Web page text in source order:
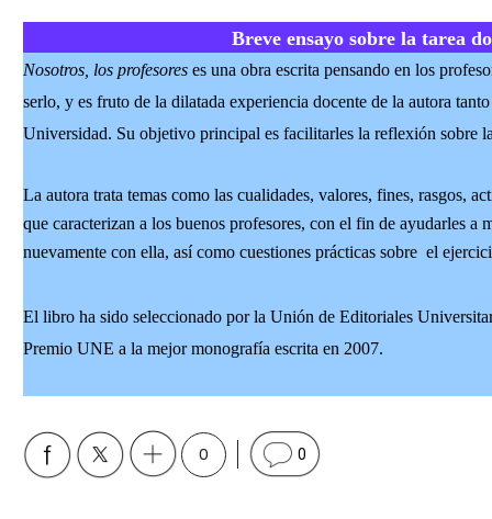
Breve ensayo sobre la tarea
Nosotros, los profesores es una obra escrita pensando en los
serlo, y es fruto de la dilatada experiencia docente de la autora
Universidad. Su objetivo principal es facilitarles la reflexión sobre
La autora trata temas como las cualidades, valores, fines, rasgos,
que caracterizan a los buenos profesores, con el fin de ayudarles a
nuevamente con ella, así como cuestiones prácticas sobre el
El libro ha sido seleccionado por la Unión de Editoriales
Premio UNE a la mejor monografía escrita en 2007.
0 0